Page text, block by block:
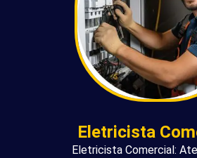
Eletricista
Eletricista Comercial: